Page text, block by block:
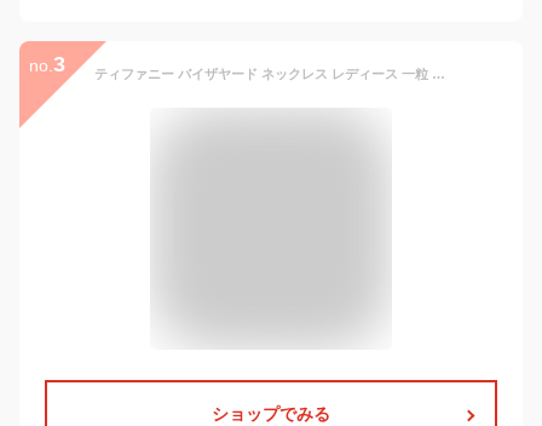
no. 3 ティファニー バイザヤード ネックレス レディース 一粒 ダイヤ tiffany&co ペンダント アクセサリー ミニ シルバー ダイヤモンド バイザヤード tiffany&co 24944387 正規品 シンプル ブランド 新品 2025年 ギフト ギフト プレゼント
ショップでみる